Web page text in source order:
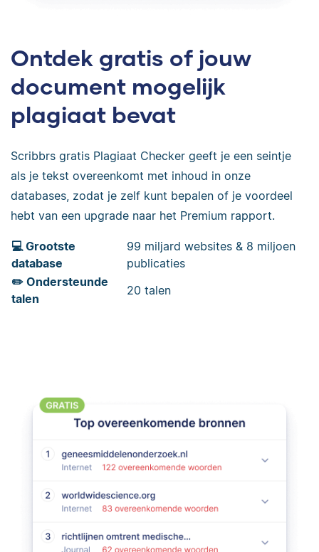
Ontdek gratis of jouw
document mogelijk
plagiaat bevat
Scribbrs gratis Plagiaat Checker geeft je een seintje
als je tekst overeenkomt met inhoud in onze
databases, zodat je zelf kunt bepalen of je voordeel
hebt van een upgrade naar het Premium rapport.
💻 Grootste
database
99 miljard websites & 8 miljoen
publicaties
✏️ Ondersteunde
talen
20 talen